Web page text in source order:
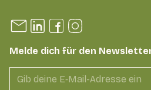
Melde dich für den